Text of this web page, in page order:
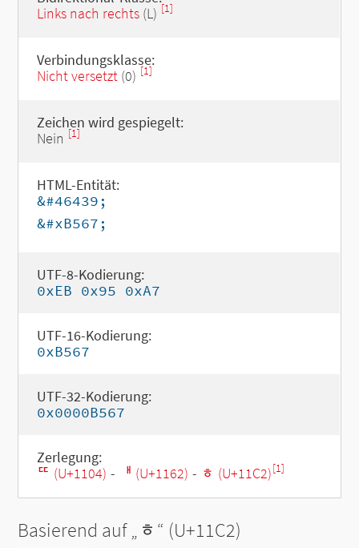
Links nach rechts(L) [1]
Verbindungsklasse:
Nicht versetzt(0) [1]
Zeichen wird gespiegelt:
Nein [1]
HTML-Entität:
&#46439;
&#xB567;
UTF-8-Kodierung:
0xEB 0x95 0xA7
UTF-16-Kodierung:
0xB567
UTF-32-Kodierung:
0x0000B567
Zerlegung:
ᄄ (U+1104) - ᅢ (U+1162) - ᇂ (U+11C2)[1]
Basierend auf „ ᇂ “ (U+11C2)